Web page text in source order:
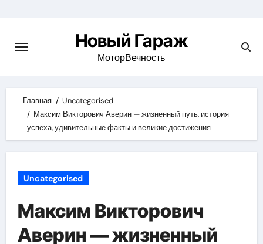
content
Новый Гараж
МоторВечность
Главная
Uncategorised
Максим Викторович Аверин — жизненный путь, история
успеха, удивительные факты и великие достижения
Uncategorised
Максим Викторович
Аверин — жизненный